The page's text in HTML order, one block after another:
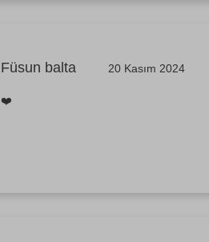
Füsun balta 20 Kasım 2024
❤️